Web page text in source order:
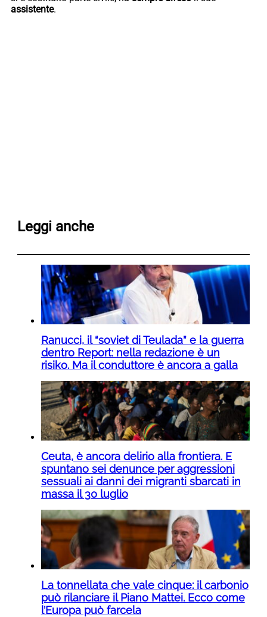
assistente.
Leggi anche
Ranucci, il “soviet di Teulada” e la guerra
dentro Report: nella redazione è un
risiko. Ma il conduttore è ancora a galla
Ceuta, è ancora delirio alla frontiera. E
spuntano sei denunce per aggressioni
sessuali ai danni dei migranti sbarcati in
massa il 30 luglio
La tonnellata che vale cinque: il carbonio
può rilanciare il Piano Mattei. Ecco come
l’Europa può farcela